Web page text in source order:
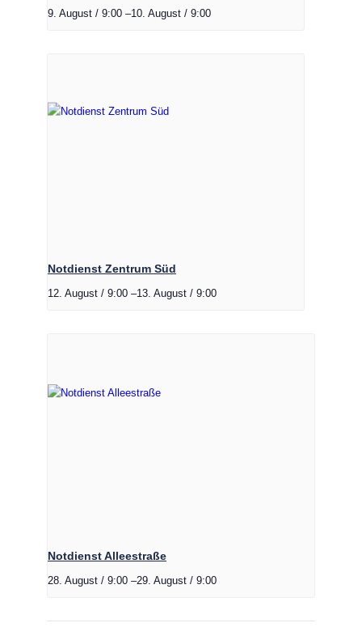
9. August / 9:00 –10. August / 9:00
Notdienst Zentrum Süd
12. August / 9:00 –13. August / 9:00
Notdienst Alleestraße
28. August / 9:00 –29. August / 9:00